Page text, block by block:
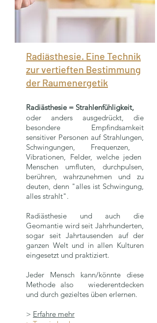
Radiästhesie. Eine Technik
zur vertieften Bestimmung
der Raumenergetik
Radiästhesie = Strahlenfühligkeit,
oder anders ausgedrückt, die
besondere Empfindsamkeit
sensitiver Personen auf Strahlungen,
Schwingungen, Frequenzen,
Vibrationen, Felder, welche jeden
Menschen umfluten, durchpulsen,
berühren, wahrzunehmen und zu
deuten, denn "alles ist Schwingung,
alles strahlt".
Radiästhesie und auch die
Geomantie wird seit Jahrhunderten,
sogar seit Jahrtausenden auf der
ganzen Welt und in allen Kulturen
eingesetzt und praktiziert.
Jeder Mensch kann/könnte diese
Methode also wiederentdecken
und durch gezieltes üben erlernen.
> Erfahre mehr